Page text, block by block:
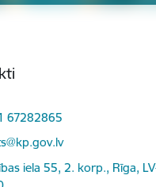
67282865
iela 55, 2. korp., Rīga,